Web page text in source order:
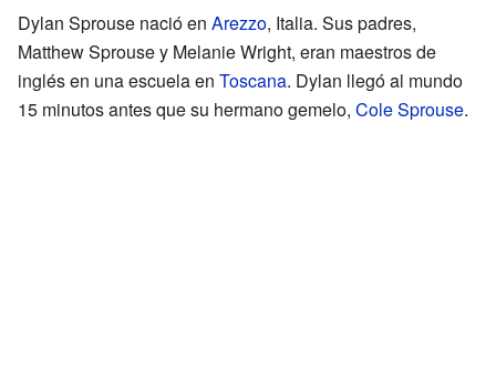
Dylan Sprouse nació en Arezzo, Italia. Sus padres,
Matthew Sprouse y Melanie Wright, eran maestros de
inglés en una escuela en Toscana. Dylan llegó al mundo
15 minutos antes que su hermano gemelo, Cole Sprouse.